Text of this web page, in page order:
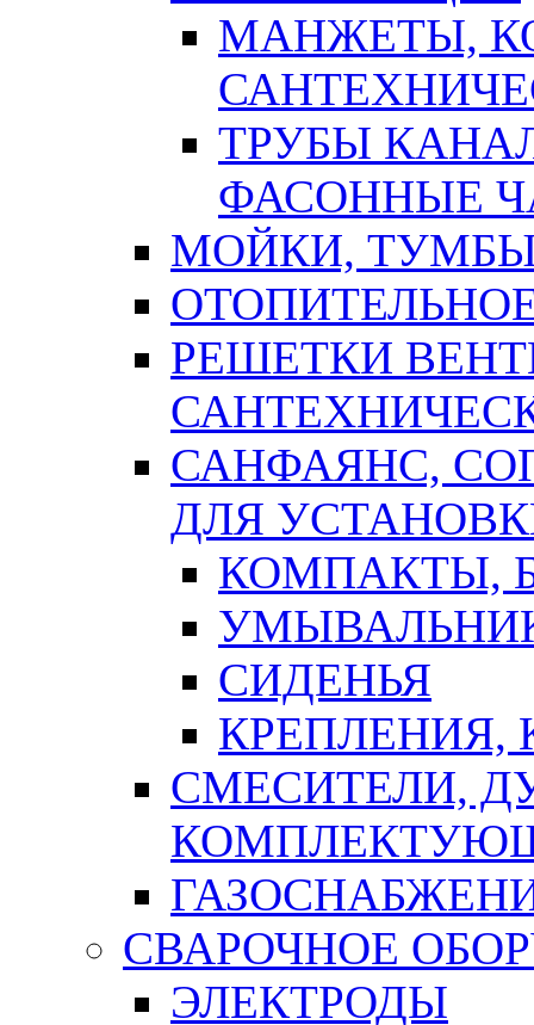
МАНЖЕТЫ,
ТРУБЫ
ФАСОННЫЕ
МОЙКИ,
РЕШЕТКИ
САНФАЯНС,
ДЛЯ
КОМПАКТЫ,
СИДЕНЬЯ
СМЕСИТЕЛИ,
СВАРОЧНОЕ
ЭЛЕКТРОДЫ